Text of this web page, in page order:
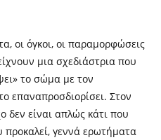
οι όγκοι, οι παραμορφώσεις
μια σχεδιάστρια που
το σώμα με τον
επαναπροσδιορίσει. Στον
δεν είναι απλώς κάτι που
προκαλεί, γεννά ερωτήματα